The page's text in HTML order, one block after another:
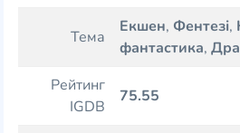
Тема
Екшен, Фентезі,
фантастика,
Рейтинг
IGDB
75.55